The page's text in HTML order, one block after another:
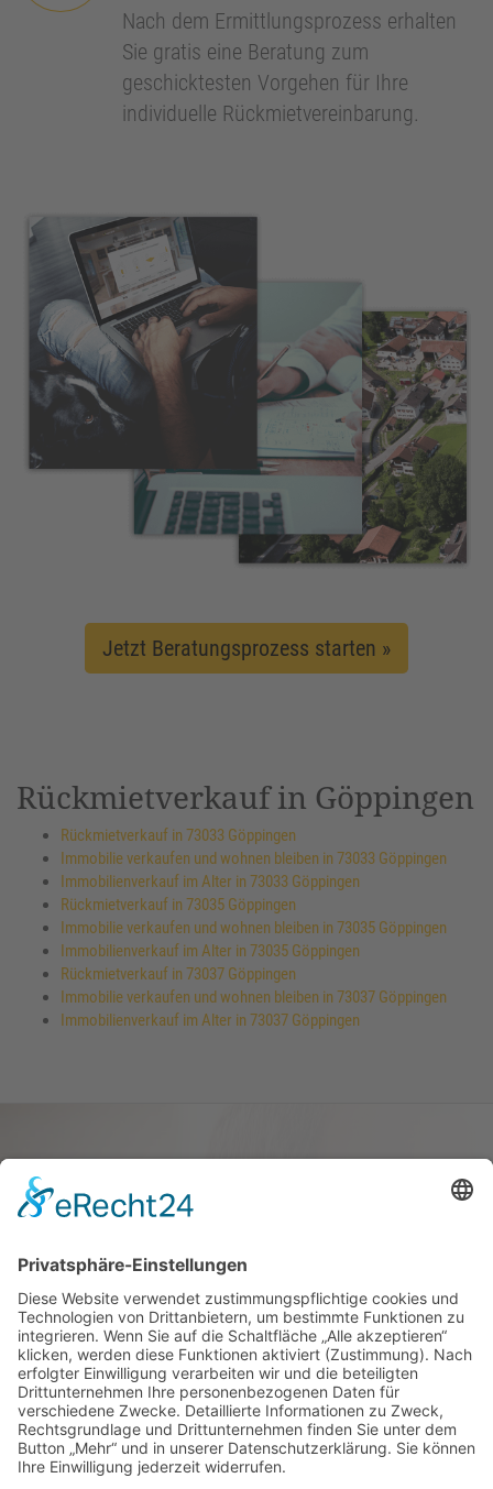
Nach dem Ermittlungsprozess erhalten
Sie gratis eine Beratung zum
geschicktesten Vorgehen für Ihre
individuelle Rückmietvereinbarung.
Jetzt Beratungsprozess starten »
Rückmietverkauf in Göppingen
Rückmietverkauf in 73033 Göppingen
Immobilie verkaufen und wohnen bleiben in 73033 Göppingen
Immobilienverkauf im Alter in 73033 Göppingen
Rückmietverkauf in 73035 Göppingen
Immobilie verkaufen und wohnen bleiben in 73035 Göppingen
Immobilienverkauf im Alter in 73035 Göppingen
Rückmietverkauf in 73037 Göppingen
Immobilie verkaufen und wohnen bleiben in 73037 Göppingen
Immobilienverkauf im Alter in 73037 Göppingen
verkaufen und darin
wohnen bleiben
Verkaufen Sie Ihr Haus oder Ihre
Eigen­tums­woh­nung und bleiben Sie
darin wohnen.
Jetzt Ermittlung starten »